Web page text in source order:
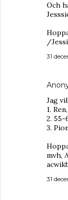
Och
/
31
Jag
1.
2.
3.
mvh,
31